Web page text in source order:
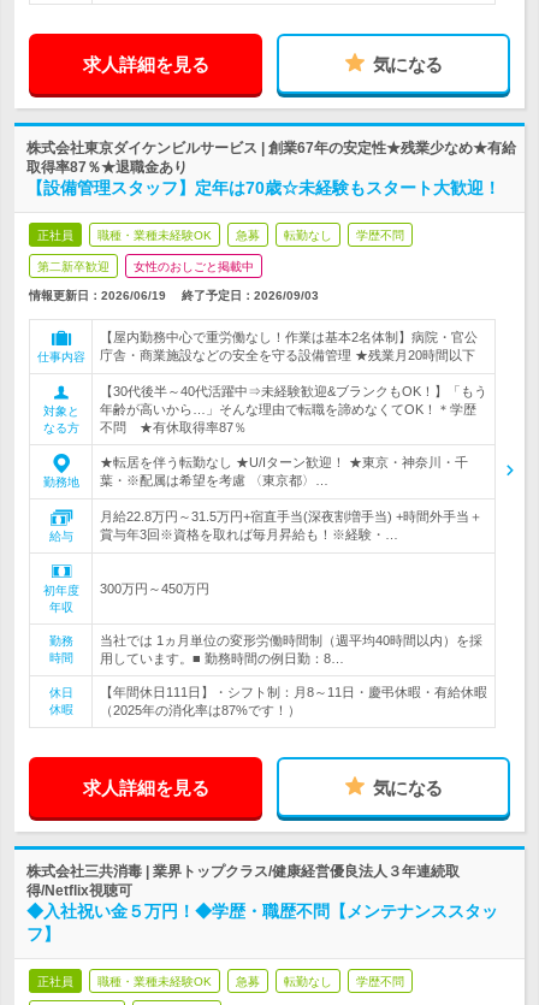
求人詳細を見る 気になる
株式会社東京ダイケンビルサービス | 創業67年の安定性★残業少なめ★有給
取得率87％★退職金あり
【設備管理スタッフ】定年は70歳☆未経験もスタート大歓迎！
正社員 職種・業種未経験OK 急募 転勤なし 学歴不問
第二新卒歓迎 女性のおしごと掲載中
情報更新日：2026/06/19 終了予定日： 2026/09/03
仕事内容
【屋内勤務中心で重労働なし！作業は基本2名体制】病院・官公
庁舎・商業施設などの安全を守る設備管理 ★残業月20時間以下
対象と
なる方
【30代後半～40代活躍中⇒未経験歓迎&ブランクもOK！】「もう
年齢が高いから…」そんな理由で転職を諦めなくてOK！＊学歴
不問 ★有休取得率87％
勤務地
★転居を伴う転勤なし ★U/Iターン歓迎！ ★東京・神奈川・千
葉・※配属は希望を考慮 〈東京都〉…
給与
月給22.8万円～31.5万円+宿直手当(深夜割増手当) +時間外手当＋
賞与年3回※資格を取れば毎月昇給も！※経験・…
初年度
年収
300万円～450万円
勤務
時間
当社では 1ヵ月単位の変形労働時間制（週平均40時間以内）を採
用しています。■ 勤務時間の例日勤：8…
休日
休暇
【年間休日111日】・シフト制：月8～11日・慶弔休暇・有給休暇
（2025年の消化率は87%です！）
求人詳細を見る 気になる
株式会社三共消毒 | 業界トップクラス/健康経営優良法人３年連続取
得/Netflix視聴可
◆入社祝い金５万円！◆学歴・職歴不問【メンテナンススタッ
フ】
正社員 職種・業種未経験OK 急募 転勤なし 学歴不問